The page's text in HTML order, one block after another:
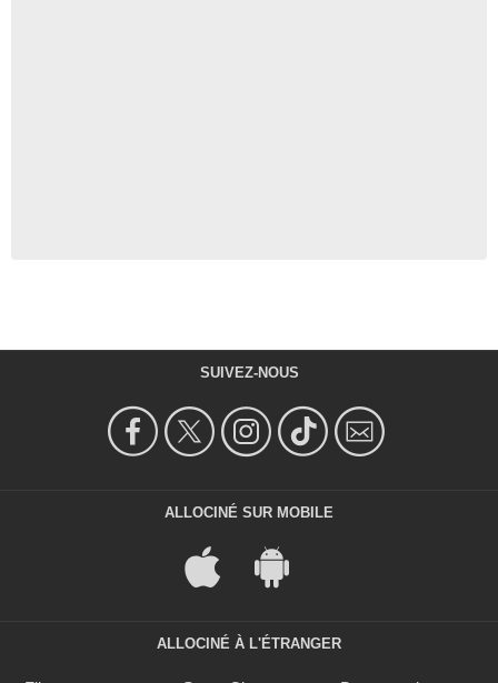
SUIVEZ-NOUS
ALLOCINÉ SUR MOBILE
ALLOCINÉ À L'ÉTRANGER